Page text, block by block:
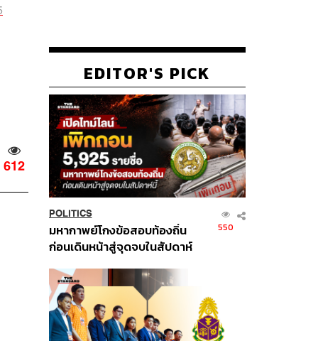
612
EDITOR'S PICK
POLITICS
มหากาพย์โกงข้อสอบท้องถิ่น
ก่อนเดินหน้าสู่จุดจบในสัปดาห์
550